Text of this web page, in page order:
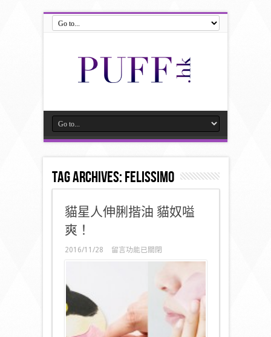
Tag Archives:Felissimo
貓星人伸脷揩油 貓奴嗌
爽！
2016/11/28
在
貓
留言功能已關閉